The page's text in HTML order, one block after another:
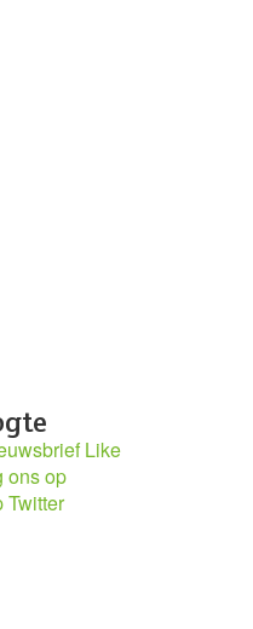
Like
ons op
Twitter